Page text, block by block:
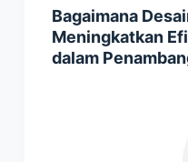
Bagaimana
Meningkatkan
dalam